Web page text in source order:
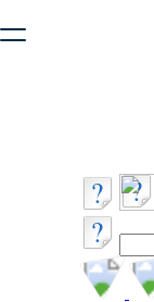
безопасную